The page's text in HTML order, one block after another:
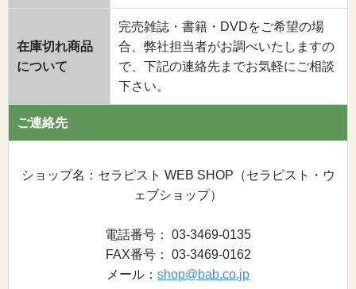
在庫切れ商品
について
完売雑誌・書籍・DVDをご希望の場
合、弊社担当者がお調べいたしますの
で、下記の連絡先までお気軽にご相談
下さい。
ご連絡先
ショップ名：セラピスト WEB SHOP（セラピスト・ウ
ェブショップ）
電話番号： 03-3469-0135
FAX番号： 03-3469-0162
メール： shop@bab.co.jp